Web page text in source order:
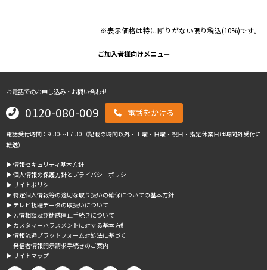
※表示価格は特に断りがない限り税込(10%)です。
ご加入者様向けメニュー
お電話でのお申し込み・お問い合わせ
0120-080-009 電話をかける
電話受付時間：9:30～17:30（記載の時間以外・土曜・日曜・祝日・指定休業日は時間外受付に
転送）
▶︎ 情報セキュリティ基本方針
▶︎ 個人情報の保護方針とプライバシーポリシー
▶︎ サイトポリシー
▶︎ 特定個人情報等の適切な取り扱いの確保についての基本方針
▶︎ テレビ視聴データの取扱いについて
▶︎ 苦情相談及び勧誘停止手続きについて
▶︎ カスタマーハラスメントに対する基本方針
▶︎ 情報流通プラットフォーム対処法に基づく
発信者情報開示請求手続きのご案内
▶︎ サイトマップ